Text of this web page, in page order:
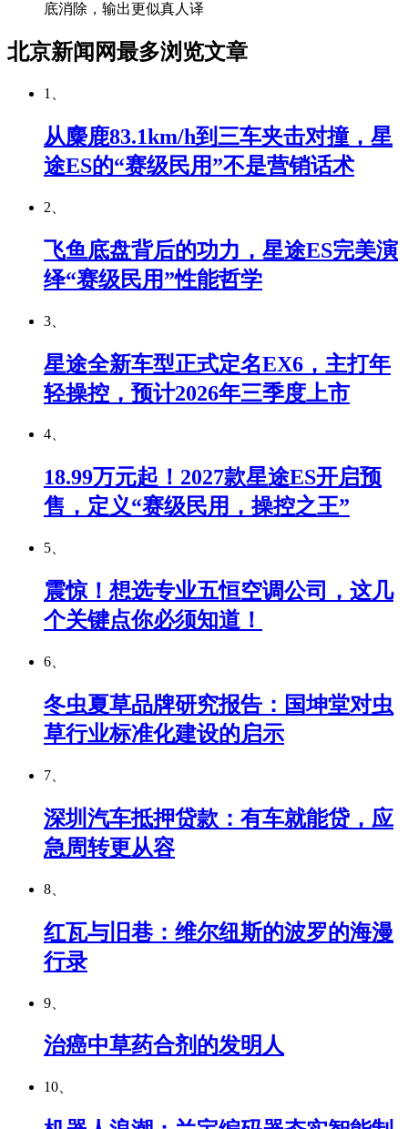
底消除，输出更似真人译
北京新闻网最多浏览文章
1、
从麋鹿83.1km/h到三车夹击对撞，星
途ES的“赛级民用”不是营销话术
2、
飞鱼底盘背后的功力，星途ES完美演
绎“赛级民用”性能哲学
3、
星途全新车型正式定名EX6，主打年
轻操控，预计2026年三季度上市
4、
18.99万元起！2027款星途ES开启预
售，定义“赛级民用，操控之王”
5、
震惊！想选专业五恒空调公司，这几
个关键点你必须知道！
6、
冬虫夏草品牌研究报告：国坤堂对虫
草行业标准化建设的启示
7、
深圳汽车抵押贷款：有车就能贷，应
急周转更从容
8、
红瓦与旧巷：维尔纽斯的波罗的海漫
行录
9、
治癌中草药合剂的发明人
10、